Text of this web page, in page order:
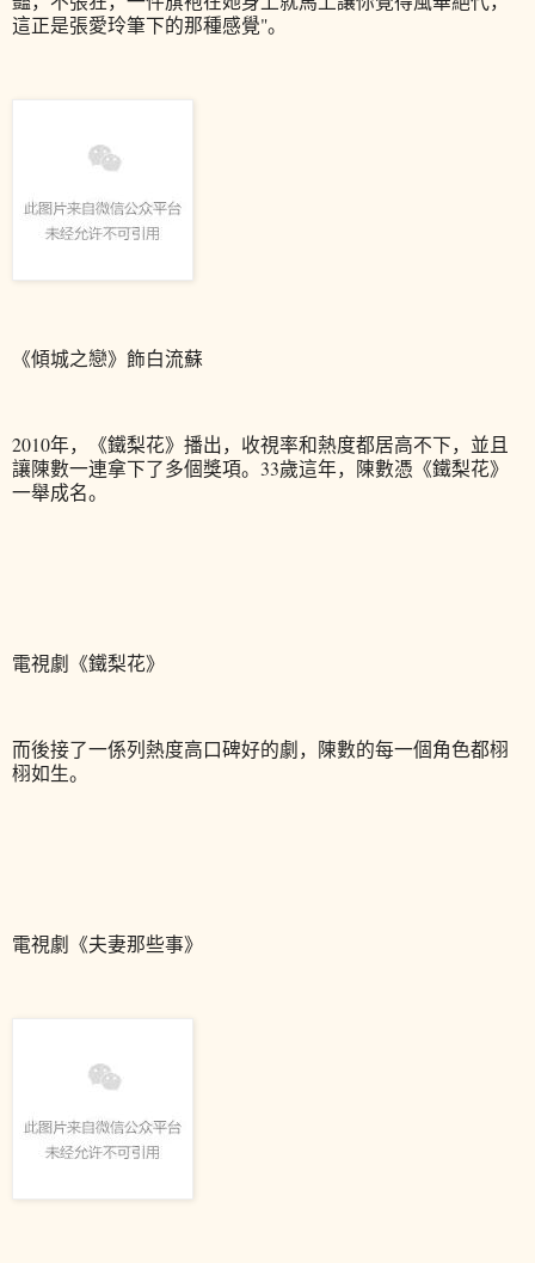
這正是張愛玲筆下的那種感覺"。
《傾城之戀》飾白流蘇
2010年，
《鐵梨花》播出，收視率和熱度都居高不下，並且
讓陳數一連拿下了多個獎項。 33歲這年，陳數憑《鐵梨花》
一舉成名。
電視劇《鐵梨花》
而後接了一係列熱度高口碑好的劇，陳數的每一個角色都栩
栩如生。
電視劇《夫妻那些事》